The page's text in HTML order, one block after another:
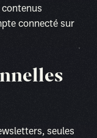
connecté sur
seules